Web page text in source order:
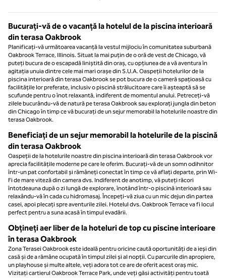
Bucurați-vă de o vacanță la hotelul de la piscina interioară
din terasa Oakbrook
Planificați-vă următoarea vacanță la vestul mijlociu în comunitatea suburbană
Oakbrook Terrace, Illinois. Situat la mai puțin de o oră de vest de Chicago, vă
puteți bucura de o escapadă liniștită din oraș, cu opțiunea de a vă aventura în
agitația unuia dintre cele mai mari orașe din S.U.A. Oaspeții hotelurilor de la
piscina interioară din terasa Oakbrook se pot bucura de o cameră spațioasă cu
facilitățile lor preferate, inclusiv o piscină strălucitoare care îi așteaptă să se
scufunde pentru o înot relaxantă, indiferent de momentul anului. Petreceți-vă
zilele bucurându-vă de natură pe terasa Oakbrook sau explorați jungla din beton
din Chicago în timp ce vă bucurați de un sejur memorabil la hotelurile noastre din
terasa Oakbrook.
Beneficiați de un sejur memorabil la hotelurile de la piscină
din terasa Oakbrook
Oaspeții de la hotelurile noastre din piscina interioară din terasa Oakbrook vor
aprecia facilitățile moderne pe care le oferim. Bucurați-vă de un somn odihnitor
într-un pat confortabil și rămâneți conectat în timp ce vă aflați departe, prin Wi-
Fi de mare viteză din camera dvs. Indiferent de anotimp, vă puteți răcori
întotdeauna după o zi lungă de explorare, înotând într-o piscină interioară sau
relaxându-vă în cada cu hidromasaj. Începeți-vă ziua cu un mic dejun din partea
casei, apoi plecați spre aventurile zilei. Hotelul dvs. Oakbrook Terrace va fi locul
perfect pentru a suna acasă în timpul evadării.
Obțineți aer liber de la hoteluri de top cu piscine interioare
în terasa Oakbrook
Zona Terasei Oakbrook este ideală pentru oricine caută oportunități de a ieși din
casă și de a rămâne ocupată în timpul zilei și al nopții. Cu parcurile din apropiere,
un playhouse și multe altele, veți adora tot ce are de oferit acest oraș mic.
Vizitați cartierul Oakbrook Terrace Park, unde veți găsi activități pentru toată